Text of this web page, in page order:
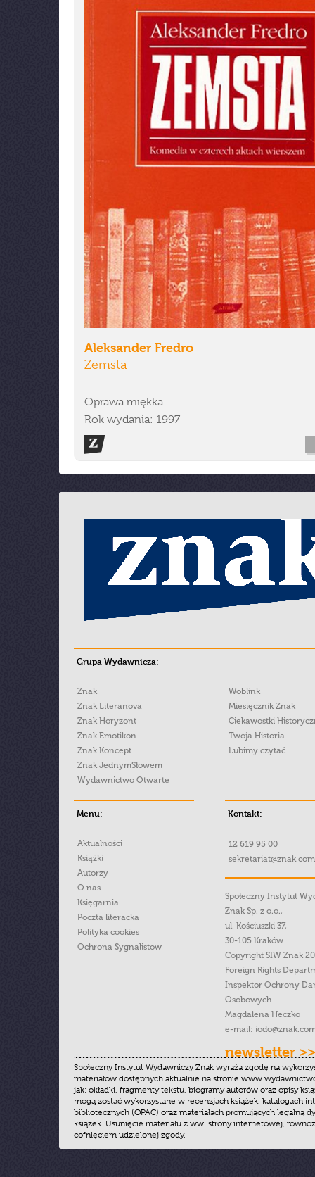
Aleksander Fredro
Zemsta
Oprawa miękka
Rok wydania: 1997
Grupa Wydawnicza:
Znak
Znak Literanova
Znak Horyzont
Znak Emotikon
Znak Koncept
Znak JednymSłowem
Wydawnictwo Otwarte
Woblink
Miesięcznik Znak
Ciekawostki
Twoja Historia
Lubimy czytać
Menu:
Aktualności
Książki
Autorzy
O nas
Księgarnia
Poczta literacka
Polityka cookies
Ochrona Sygnalistow
Kontakt:
12 619 95 00
Społeczny Instytut
Znak Sp. z o.o.,
ul. Kościuszki 37,
30-105 Kraków
Copyright SIW Znak
Foreign Rights
Inspektor Ochrony
Osobowych
Magdalena Heczko
e-mail:
newsletter >>
Społeczny Instytut Wydawniczy Znak wyraża zgodę na
materiałów dostępnych aktualnie na stronie
jak: okładki, fragmenty tekstu, biogramy autorów oraz opisy
mogą zostać wykorzystane w recenzjach książek, katalogach
bibliotecznych (OPAC) oraz materiałach promujących legalną
książek. Usunięcie materiału z ww. strony internetowej,
cofnięciem udzielonej zgody.